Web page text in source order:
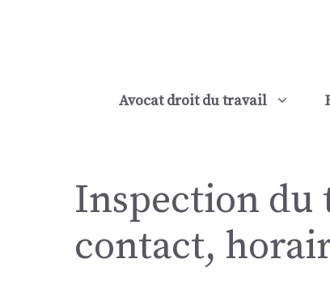
Avocat droit du travail
Inspection du
contact,